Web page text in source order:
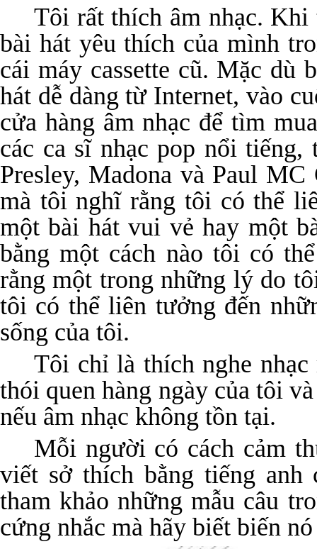
Tôi rất thích âm nhạc.
bài hát yêu thích của mình
cái máy cassette cũ. Mặc dù
hát dễ dàng từ Internet, vào
cửa hàng âm nhạc để tìm
các ca sĩ nhạc pop nổi
Presley, Madona và Paul
mà tôi nghĩ rằng tôi có thể
một bài hát vui vẻ hay một
bằng một cách nào tôi có
rằng một trong những lý do
tôi có thể liên tưởng đến
sống của tôi.
Tôi chỉ là thích nghe
thói quen hàng ngày của tôi
nếu âm nhạc không tồn tại.
Mỗi người có cách cảm
viết sở thích bằng tiếng anh
tham khảo những mẫu câu
cứng nhắc mà hãy biết biến